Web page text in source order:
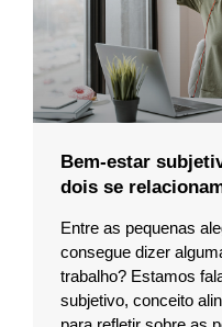
Bem-estar
dois se
Entre as pequenas
consegue dizer
trabalho? Estamos
subjetivo, conceito